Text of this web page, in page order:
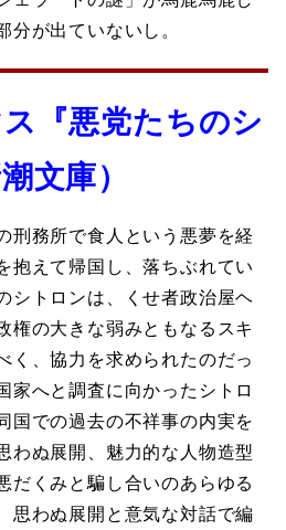
分が出ていないし。
『悪党たちのシ
文庫）
務所で食人という悪夢を経
抱えて帰国し、落ちぶれてい
シトロンは、くせ者政治屋ヘ
権の大きな弱みともなるスキ
く、協力を求められたのだっ
家へと調査に向かったシトロ
国での過去の不祥事の内実を
ぬ展開、魅力的な人物造型
だくみと騙し合いのあらゆる
思わぬ展開と意気な対話で編